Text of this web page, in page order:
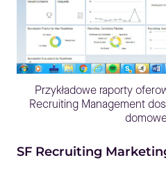
Przykładowe raporty
Recruiting Management
SF Recruiting